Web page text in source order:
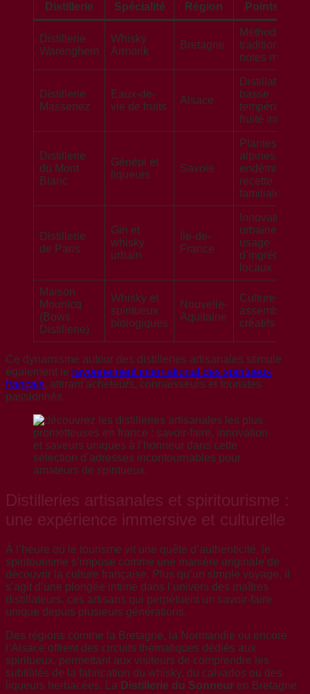
Distillerie Spécialité Région Points forts
Distillerie
Warenghem
Whisky
Armorik
Bretagne
Méthodes
notes marines
Distillerie
Massenez
Eaux-de-
vie de fruits
Alsace
Distillation à
basse
température,
fruité intense
Distillerie
du Mont
Blanc
Génépi et
liqueurs
Savoie
Plantes
alpines
endémiques,
recette
familiale
Distillerie
de Paris
Gin et
whisky
urbain
Île-de-
France
Innovation
urbaine,
usage
d’ingrédients
locaux
Maison
Mounicq
(Bows
Distillerie)
Whisky et
spiritueux
biologiques
Nouvelle-
Aquitaine
Culture bio,
assemblages
créatifs
Ce dynamisme autour des distilleries artisanales stimule
également le rayonnement international des spiritueux
français, attirant acheteurs, connaisseurs et touristes
passionnés.
Distilleries artisanales et spiritourisme :
une expérience immersive et culturelle
À l’heure où le tourisme vit une quête d’authenticité, le
spiritourisme s’impose comme une manière originale de
découvrir la culture française. Plus qu’un simple voyage, il
s’agit d’une plongée intime dans l’univers des maîtres
distillateurs, ces artisans qui perpétuent un savoir-faire
unique depuis plusieurs générations.
Des régions comme la Bretagne, la Normandie ou encore
l’Alsace offrent des circuits thématiques dédiés aux
spiritueux, permettant aux visiteurs de comprendre les
subtilités de la fabrication du whisky, du calvados ou des
liqueurs herbacées. La Distillerie du Sonneur en Bretagne